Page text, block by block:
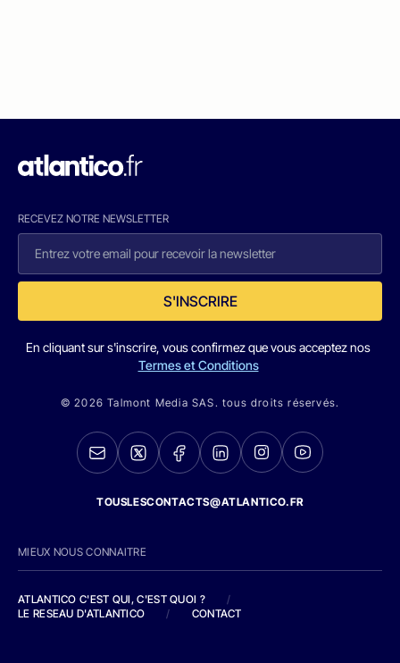
RECEVEZ NOTRE NEWSLETTER
S'INSCRIRE
En cliquant sur s'inscrire, vous confirmez que vous acceptez nos
Termes et Conditions
© 2026 Talmont Media SAS. tous droits réservés.
TOUSLESCONTACTS@ATLANTICO.FR
MIEUX NOUS CONNAITRE
ATLANTICO C'EST QUI, C'EST QUOI ?
/
LE RESEAU D'ATLANTICO
/ CONTACT